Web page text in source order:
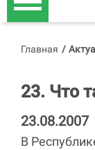
Главная /
23. Что
23.08.2007
В